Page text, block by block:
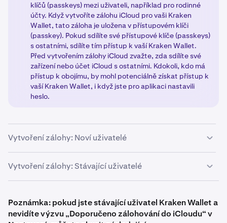
klíčů (passkeys) mezi uživateli, například pro rodinné
účty. Když vytvoříte zálohu iCloud pro vaši Kraken
Wallet, tato záloha je uložena v přístupovém klíči
(passkey). Pokud sdílíte své přístupové klíče (passkeys)
s ostatními, sdílíte tím přístup k vaší Kraken Wallet.
Před vytvořením zálohy iCloud zvažte, zda sdílíte své
zařízení nebo účet iCloud s ostatními. Kdokoli, kdo má
přístup k obojímu, by mohl potenciálně získat přístup k
vaší Kraken Wallet, i když jste pro aplikaci nastavili
heslo.
Vytvoření zálohy: Noví uživatelé
Pokud vytváříte peněženku poprvé s Kraken Wallet,
nebo vytváříte novou peněženku s novou tajnou
obnovovací frází (Secret Recovery Phrase), postupujte
Vytvoření zálohy: Stávající uživatelé
obnovovací frázi (Secret Recovery Phrase) s Kraken
Wallet, postupujte podle těchto kroků:
Poznámka: pokud jste stávající uživatel Kraken Wallet a
nevidíte výzvu „Doporučeno zálohování do iCloudu“ v